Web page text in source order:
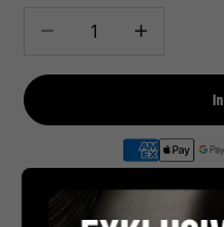
Anzahl verringern
Anzahl